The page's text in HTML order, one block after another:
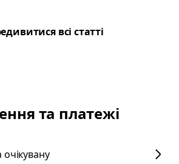
всі статті
та платежі